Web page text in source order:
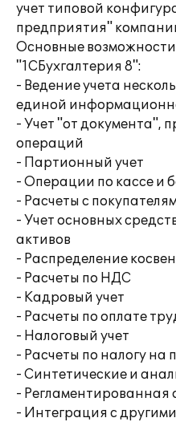
учет типовой
предприятия"
Основные
"1СБухгалтерия 8":
- Ведение учета
единой
- Учет "от документа",
операций
- Партионный учет
- Операции по кассе и
- Расчеты с
- Учет основных
активов
- Распределение
- Расчеты по НДС
- Кадровый учет
- Расчеты по оплате
- Налоговый учет
- Расчеты по налогу на
- Синтетические и
- Регламентированная
- Интеграция с